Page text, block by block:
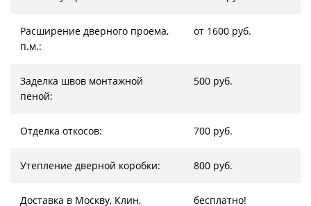
Расширение дверного проема,
п.м.:
от 1600 руб.
Заделка швов монтажной
пеной:
500 руб.
Отделка откосов: 700 руб.
Утепление дверной коробки: 800 руб.
Доставка в Москву, Клин, бесплатно!